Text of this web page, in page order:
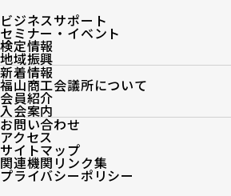
ビジネスサポート
セミナー・イベント
検定情報
地域振興
新着情報
福山商工会議所について
会員紹介
入会案内
お問い合わせ
アクセス
サイトマップ
関連機関リンク集
プライバシーポリシー